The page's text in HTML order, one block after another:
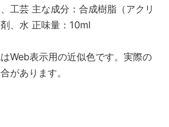
工芸 主な成分：合成樹脂（アクリ
、水 正味量：10ml
Web表示用の近似色です。実際の
があります。